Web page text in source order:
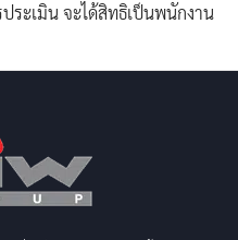
ระเมิน จะได้สิทธิเป็นพนักงาน